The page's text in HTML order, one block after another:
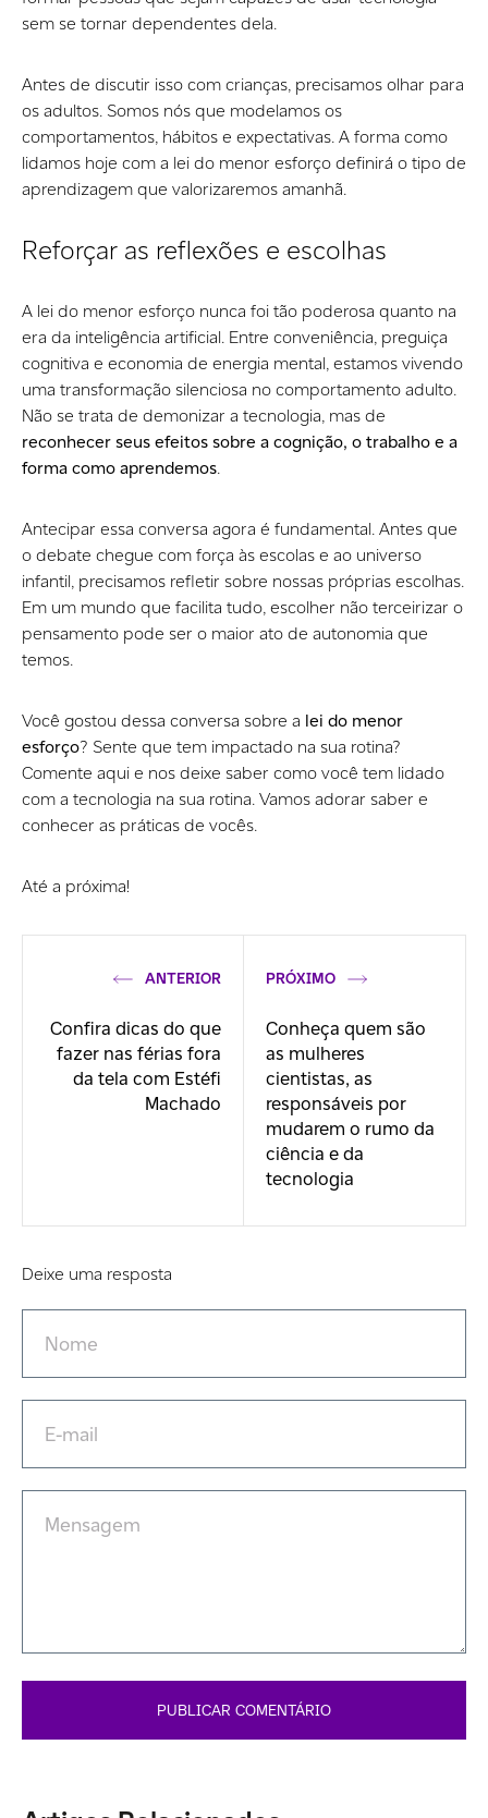
sem se tornar dependentes dela.
Antes de discutir isso com crianças, precisamos olhar para
os adultos. Somos nós que modelamos os
comportamentos, hábitos e expectativas. A forma como
lidamos hoje com a lei do menor esforço definirá o tipo de
aprendizagem que valorizaremos amanhã.
Reforçar as reflexões e escolhas
A lei do menor esforço nunca foi tão poderosa quanto na
era da inteligência artificial. Entre conveniência, preguiça
cognitiva e economia de energia mental, estamos vivendo
uma transformação silenciosa no comportamento adulto.
Não se trata de demonizar a tecnologia, mas de
reconhecer seus efeitos sobre a cognição, o trabalho e a
forma como aprendemos.
Antecipar essa conversa agora é fundamental. Antes que
o debate chegue com força às escolas e ao universo
infantil, precisamos refletir sobre nossas próprias escolhas.
Em um mundo que facilita tudo, escolher não terceirizar o
pensamento pode ser o maior ato de autonomia que
temos.
Você gostou dessa conversa sobre a lei do menor
esforço? Sente que tem impactado na sua rotina?
Comente aqui e nos deixe saber como você tem lidado
com a tecnologia na sua rotina. Vamos adorar saber e
conhecer as práticas de vocês.
Até a próxima!
ANTERIOR
Confira dicas do que
fazer nas férias fora
da tela com Estéfi
Machado
PRÓXIMO
Conheça quem são
as mulheres
cientistas, as
responsáveis por
mudarem o rumo da
ciência e da
tecnologia
Deixe uma resposta